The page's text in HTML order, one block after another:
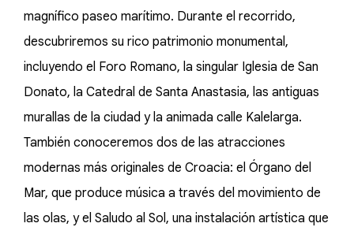
magnífico paseo marítimo. Durante el recorrido,
descubriremos su rico patrimonio monumental,
incluyendo el Foro Romano, la singular Iglesia de San
Donato, la Catedral de Santa Anastasia, las antiguas
murallas de la ciudad y la animada calle Kalelarga.
También conoceremos dos de las atracciones
modernas más originales de Croacia: el Órgano del
Mar, que produce música a través del movimiento de
las olas, y el Saludo al Sol, una instalación artística que